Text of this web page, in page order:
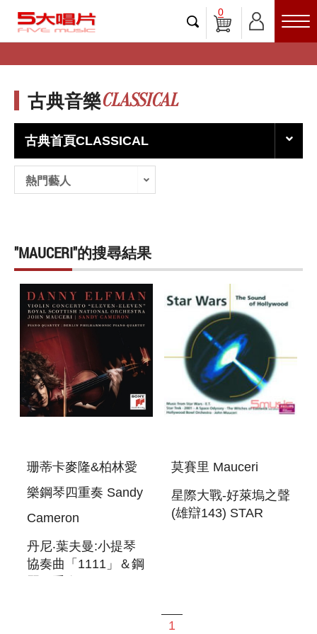
0
古典音樂CLASSICAL
古典首頁CLASSICAL
熱門藝人
"MAUCERI"的搜尋結果
珊蒂卡麥隆&柏林愛
樂鋼琴四重奏 Sandy
Cameron
丹尼‧葉夫曼:小提琴
協奏曲「1111」＆鋼
莫賽里 Mauceri
星際大戰-好萊塢之聲
(雄辯143) STAR
1